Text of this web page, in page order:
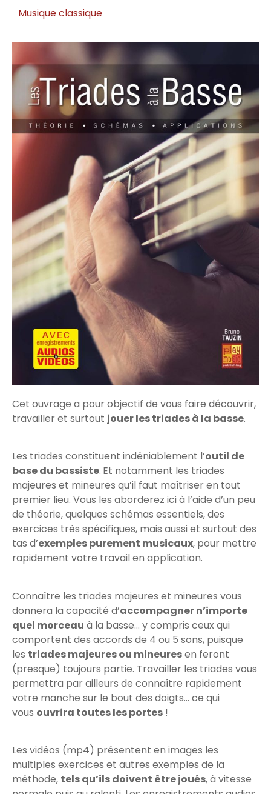
Musique classique
Cet ouvrage a pour objectif de vous faire découvrir,
travailler et surtout jouer les triades à la basse.
Les triades constituent indéniablement l’outil de
base du bassiste. Et notamment les triades
majeures et mineures qu’il faut maîtriser en tout
premier lieu. Vous les aborderez ici à l’aide d’un peu
de théorie, quelques schémas essentiels, des
exercices très spécifiques, mais aussi et surtout des
tas d’exemples purement musicaux, pour mettre
rapidement votre travail en application.
Connaître les triades majeures et mineures vous
donnera la capacité d’accompagner n’importe
quel morceau à la basse… y compris ceux qui
comportent des accords de 4 ou 5 sons, puisque
les triades majeures ou mineuresen feront
(presque) toujours partie. Travailler les triades vous
permettra par ailleurs de connaître rapidement
votre manche sur le bout des doigts… ce qui
vous ouvrira toutes les portes !
Les vidéos (mp4) présentent en images les
multiples exercices et autres exemples de la
méthode, tels qu’ils doivent être joués, à vitesse